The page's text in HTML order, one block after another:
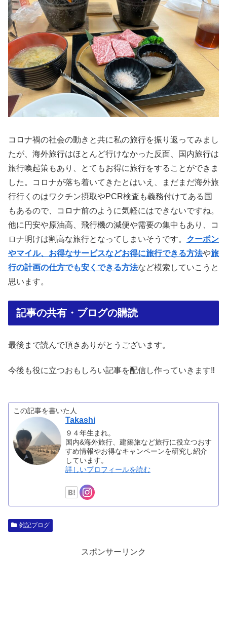
コロナ禍の社会の動きと共に私の旅行を振り返ってみまし
たが、海外旅行はほとんど行けなかった反面、国内旅行は
旅行喚起策もあり、とてもお得に旅行をすることができま
した。コロナが落ち着いてきたとはいえ、まだまだ海外旅
行行くのはワクチン摂取やPCR検査も義務付けてある国
もあるので、コロナ前のように気軽にはできないですね。
他に円安や原油高、飛行機の減便や需要の集中もあり、コ
ロナ明けは割高な旅行となってしまいそうです。 クーポン
やマイル、お得なサービスなどお得に旅行できる方法や旅
行の計画の仕方でも安くできる方法など模索していこうと
思います。
記事の共有・ブログの購読
最後まで読んで頂きありがとうございます。
今後も役に立つおもしろい記事を配信し作っていきます‼︎
この記事を書いた人
Takashi
９４年生まれ。
国内&海外旅行、建築旅など旅行に役立つおす
すめ情報やお得なキャンペーンを研究し紹介
しています。
詳しいプロフィールを読む
雑記ブログ
スポンサーリンク